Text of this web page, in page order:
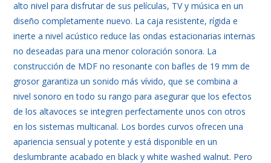
alto nivel para disfrutar de sus películas, TV y música en un
diseño completamente nuevo. La caja resistente, rígida e
inerte a nivel acústico reduce las ondas estacionarias internas
no deseadas para una menor coloración sonora. La
construcción de MDF no resonante con bafles de 19 mm de
grosor garantiza un sonido más vívido, que se combina a
nivel sonoro en todo su rango para asegurar que los efectos
de los altavoces se integren perfectamente unos con otros
en los sistemas multicanal. Los bordes curvos ofrecen una
apariencia sensual y potente y está disponible en un
deslumbrante acabado en black y white washed walnut. Pero